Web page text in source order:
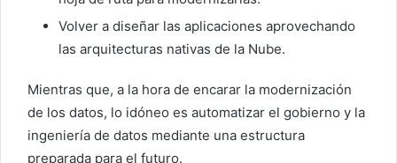
Volver a diseñar las aplicaciones aprovechando
las arquitecturas nativas de la Nube.
Mientras que, a la hora de encarar la modernización
de los datos, lo idóneo es automatizar el gobierno y la
ingeniería de datos mediante una estructura
preparada para el futuro.